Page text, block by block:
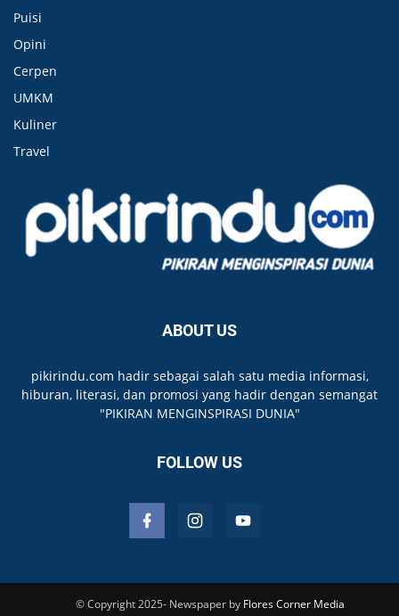
Puisi
Opini
Cerpen
UMKM
Kuliner
Travel
ABOUT US
pikirindu.com hadir sebagai salah satu media informasi,
hiburan, literasi, dan promosi yang hadir dengan semangat
"PIKIRAN MENGINSPIRASI DUNIA"
FOLLOW US
© Copyright 2025- Newspaper by Flores Corner Media